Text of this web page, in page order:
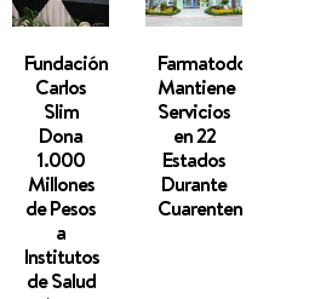
Fundación
Carlos
Slim
Dona
1.000
Millones
de Pesos
a
Institutos
de Salud
Farmatodo
Mantiene
Servicios
en 22
Estados
Durante
Cuarentena